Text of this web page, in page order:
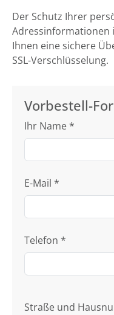
Der Schutz Ihrer
Adressinformationen
Ihnen eine sichere
SSL-Verschlüsselung.
Vorbestell-
Ihr Name *
E-Mail *
Telefon *
Straße und